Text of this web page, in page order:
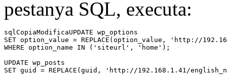
pestanya SQL, executa:
sqlCopiaModificaUPDATE wp_options
SET option_value = REPLACE(option_value, 'http://
WHERE option_name IN ('siteurl', 'home');
UPDATE wp_posts
SET guid = REPLACE(guid, 'http://192.168.1.41/